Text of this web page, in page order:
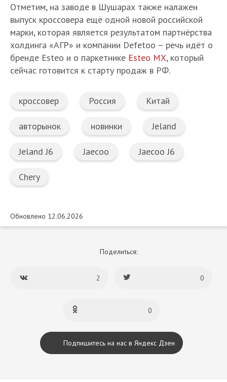
Отметим, на заводе в Шушарах также налажен
выпуск кроссовера ещё одной новой российской
марки, которая является результатом партнёрства
холдинга «АГР» и компании Defetoo – речь идёт о
бренде Esteo и о паркетнике Esteo MX, который
сейчас готовится к старту продаж в РФ.
кроссовер Россия Китай
авторынок новинки Jeland
Jeland J6 Jaecoo Jaecoo J6
Chery
Обновлено 12.06.2026
Поделиться:
2 0
0
Подпишитесь на нас в Яндекс Дзен